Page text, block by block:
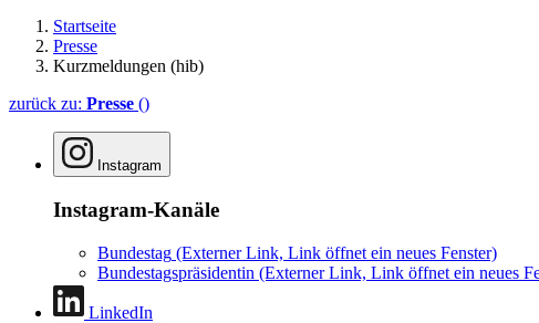
Startseite
Presse
Kurzmeldungen (hib)
zurück zu: Presse ()
Instagram
Instagram-Kanäle
Bundestag (Externer Link, Link öffnet ein neues Fenster)
Bundestagspräsidentin (Externer Link, Link öffnet ein neues
LinkedIn